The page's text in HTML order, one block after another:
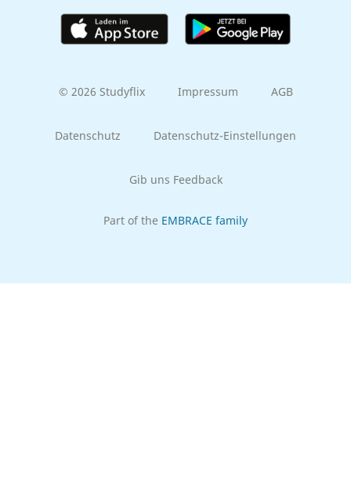
© 2026 Studyflix Impressum AGB
Datenschutz Datenschutz-Einstellungen
Gib uns Feedback
Part of the EMBRACE family